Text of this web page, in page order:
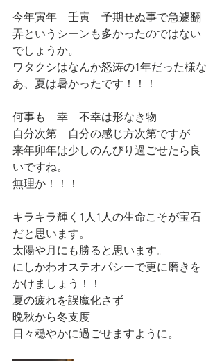
今年寅年　壬寅　予期せぬ事で急遽翻
弄というシーンも多かったのではない
でしょうか。
ワタクシはなんか怒涛の1年だった様な
あ、夏は暑かったです！！！
何事も　幸　不幸は形なき物
自分次第　自分の感じ方次第ですが
来年卯年は少しのんびり過ごせたら良
いですね。
無理か！！！
キラキラ輝く1人1人の生命こそが宝石
だと思います。
太陽や月にも勝ると思います。
にしかわオステオパシーで更に磨きを
かけましょう！！
夏の疲れを誤魔化さず
晩秋から冬支度
日々穏やかに過ごせますように。